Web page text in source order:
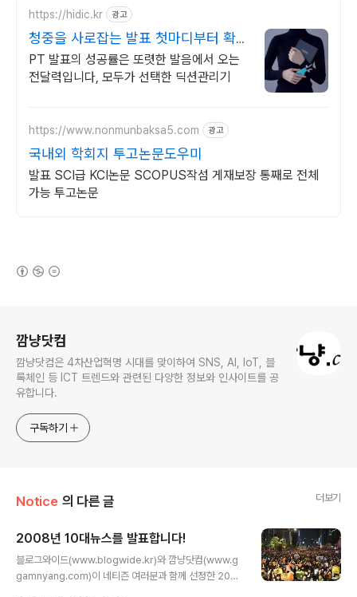
https://hidic.kr 광고
청중을 사로잡는 발표 첫마디부터 확실
하게
PT 발표의 성공률은 또렷한 발음에서 오는
전달력입니다, 모두가 선택한 딕션관리기
https://www.nonmunbaksa5.com 광고
국내외 학회지 투고논문도우미
발표 SCI급 KCI논문 SCOPUS작섬 게재보장 통째로 전체
가능 투고논문
깜냥닷컴
깜냥닷컴은 4차산업혁명 시대를 맞이하여 SNS, AI, IoT, 블
록체인 등 ICT 트렌드와 관련된 다양한 정보와 인사이트를 공
유합니다.
구독하기
Notice 의 다른 글 더보기
2008년 10대뉴스를 발표합니다!
블로그와이드(www.blogwide.kr)와 깜냥닷컴(www.g
gamnyang.com)이 네티즌 여러분과 함께 선정한 200